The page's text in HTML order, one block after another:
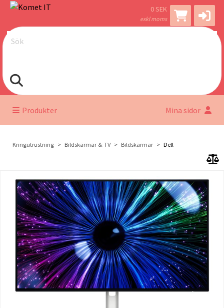
0 SEK
exkl moms
Sök
Produkter Mina sidor
Kringutrustning Bildskärmar & TV Bildskärmar Dell